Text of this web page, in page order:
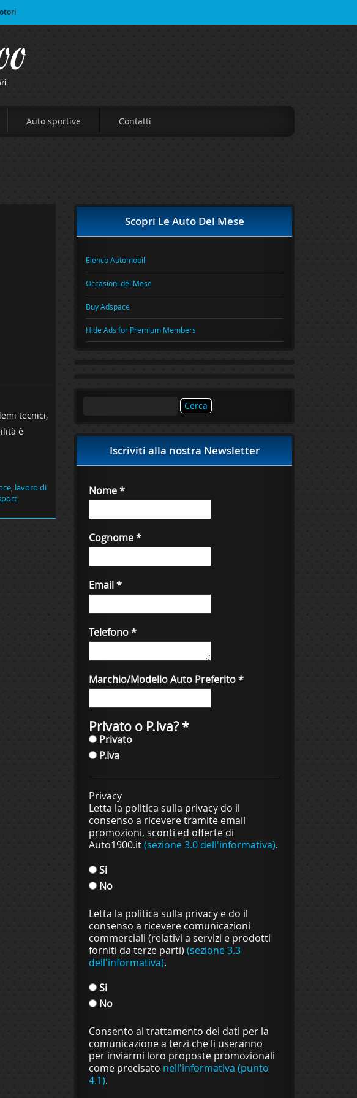
Auto sportive Contatti
tecnici,
è
, lavoro di
Scopri Le Auto Del Mese
Elenco Automobili
Occasioni del Mese
Buy Adspace
Hide Ads for Premium Members
Iscriviti alla nostra Newsletter
Nome*
Cognome*
Email*
Telefono*
Marchio/Modello Auto Preferito*
Privato o P.Iva?*
Privato
P.Iva
Privacy
Letta la politica sulla privacy do il
consenso a ricevere tramite email
promozioni, sconti ed offerte di
Auto1900.it(sezione 3.0 dell'informativa).
Si
No
Letta la politica sulla privacy e do il
consenso a ricevere comunicazioni
commerciali (relativi a servizi e prodotti
forniti da terze parti) (sezione 3.3
dell'informativa).
Si
No
Consento al trattamento dei dati per la
comunicazione a terzi che li useranno
per inviarmi loro proposte promozionali
come precisato nell'informativa (punto
4.1).